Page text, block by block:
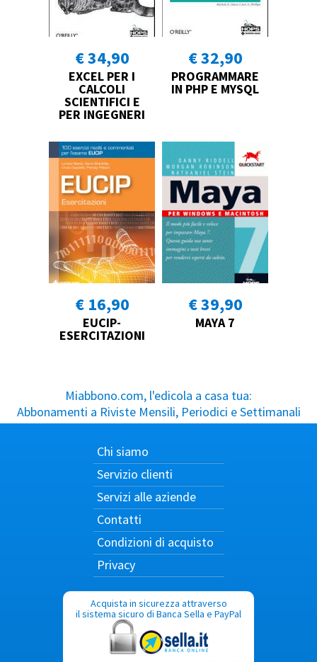
€ 34,90
EXCEL PER I
CALCOLI
SCIENTIFICI E
PER INGEGNERI
€ 32,90
PROGRAMMARE
IN PHP E MYSQL
€ 16,90
EUCIP-
ESERCITAZIONI
€ 39,90
MAYA 7
Miabbono.com, l'edicola a casa tua:
Abbonamenti a Riviste Mensili, Periodici e Settimanali
Chi siamo
Servizio clienti
Servizi alle aziende
Contatti
Condizioni di acquisto
Privacy
Acquista in sicurezza attraverso
il sistema sicuro di Banca Sella e PayPal